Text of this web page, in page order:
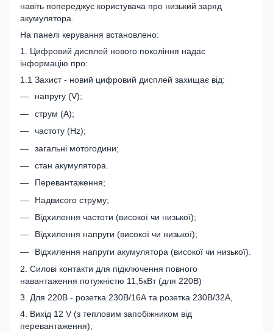
навіть попереджує користувача про низький заряд
акумулятора.
На панелі керування встановлено:
1. Цифровий дисплей нового покоління надає
інформацію про:
1.1 Захист - новий цифровий дисплей захищає від:
напругу (V);
струм (А);
частоту (Hz);
загальні мотогодини;
стан акумулятора.
Перевантаження;
Надвисого струму;
Відхилення частоти (високої чи низької);
Відхилення напруги (високої чи низької);
Відхилення напруги акумулятора (високої чи низької).
2. Силові контакти для підключення повного
навантаження потужністю 11,5кВт (для 220В)
3. Для 220В - розетка 230В/16А та розетка 230В/32А,
4. Вихід 12 V (з тепловим запобіжником від
перевантаження);